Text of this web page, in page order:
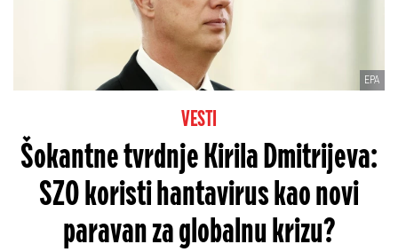
EPA
VESTI
Šokantne tvrdnje Kirila Dmitrijeva:
SZO koristi hantavirus kao novi
paravan za globalnu krizu?